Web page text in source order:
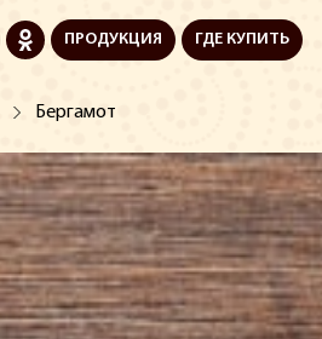
ПРОДУКЦИЯ ГДЕ КУПИТЬ
Бергамот